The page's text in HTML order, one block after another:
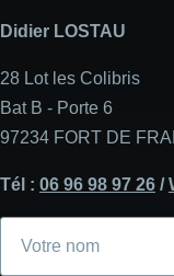
Didier LOSTAU
28 Lot les Colibris
Bat B - Porte 6
97234 FORT DE
Tél : 06 96 98 97 26 /